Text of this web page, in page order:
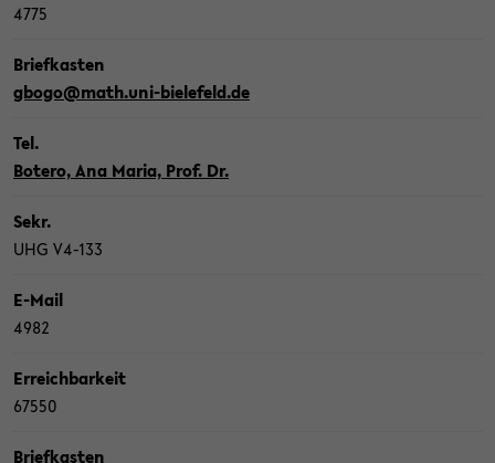
4775
Brief­kas­ten
gbogo@math.uni-​bielefeld.de
Tel.
Bo­te­ro, Ana Maria, Prof. Dr.
Sekr.
UHG V4-​133
E-​Mail
4982
Er­reich­bar­keit
67550
Brief­kas­ten